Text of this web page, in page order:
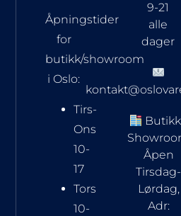
Åpningstider
for
butikk/showroom
i Oslo:
Tirs-
Ons
10-
17
Tors
10-
9-21
alle
dager
Åpen
Tirsdag-
Lørdag,
Adr: